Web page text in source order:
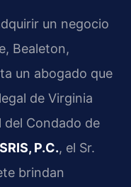
un negocio
Bealeton,
un abogado que
de Virginia
del Condado de
P.C., el Sr.
brindan